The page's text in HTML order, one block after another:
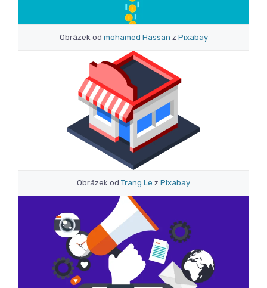
Obrázek od mohamed Hassan z Pixabay
Obrázek od Trang Le z Pixabay